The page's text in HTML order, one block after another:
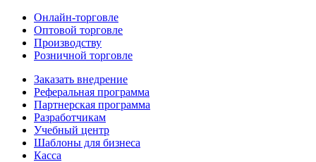
Онлайн-торговле
Оптовой торговле
Производству
Розничной торговле
Заказать внедрение
Реферальная программа
Партнерская программа
Разработчикам
Учебный центр
Шаблоны для бизнеса
Касса